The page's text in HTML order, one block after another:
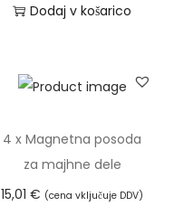
Dodaj v košarico
4 x Magnetna posoda
za majhne dele
15,01€ (cena vključuje DDV)